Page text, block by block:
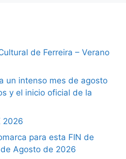
de Ferreira – Verano
un intenso mes de agosto
y el inicio oficial de la
2026
para esta FIN de
Agosto de 2026